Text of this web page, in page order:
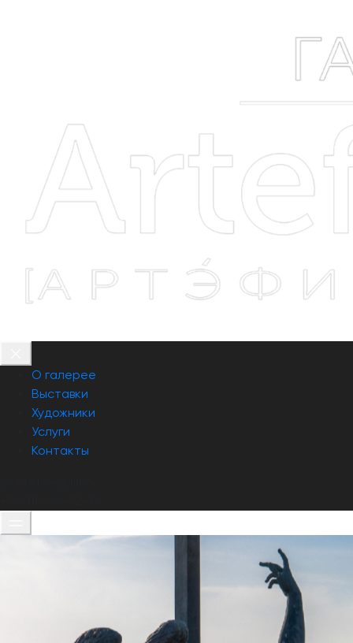
О галерее
Выставки
Художники
Услуги
Контакты